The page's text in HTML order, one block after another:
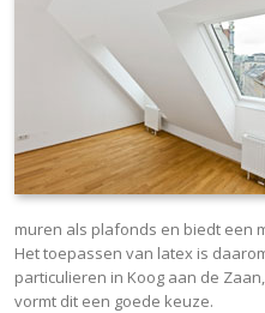
muren als plafonds en biedt een
Het toepassen van latex is
particulieren in Koog aan de
vormt dit een goede keuze.